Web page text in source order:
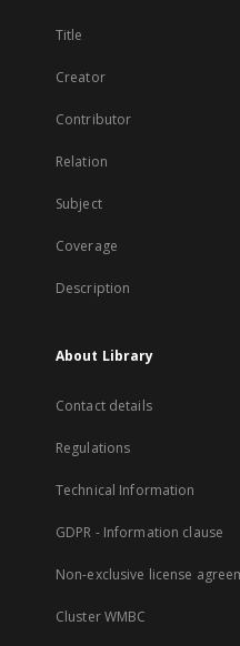
Title
Creator
Contributor
Relation
Subject
Coverage
Description
About Library
Contact details
Regulations
Technical Information
GDPR - Information clause
Non-exclusive license
Cluster WMBC